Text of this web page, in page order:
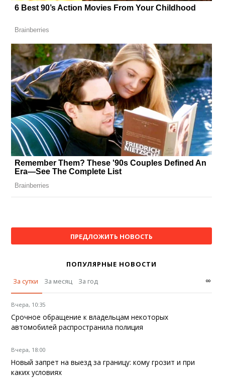
ПРЕДЛОЖИТЬ НОВОСТЬ
ПОПУЛЯРНЫЕ НОВОСТИ
За сутки
За месяц За год ∞
Вчера, 10:35
Срочное обращение к владельцам некоторых
автомобилей распространила полиция
Вчера, 18:00
Новый запрет на выезд за границу: кому грозит и при
каких условиях